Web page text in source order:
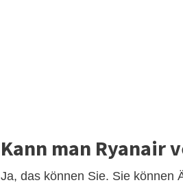
Kann man Ryanair
Ja, das können Sie. Sie können